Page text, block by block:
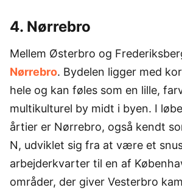
4. Nørrebro
Mellem Østerbro og
Nørrebro. Bydelen ligger med
hele og kan føles som en lille,
multikulturel by midt i byen. I
årtier er Nørrebro, også kendt
N, udviklet sig fra at være et
arbejderkvarter til en af
områder, der giver Vesterbro